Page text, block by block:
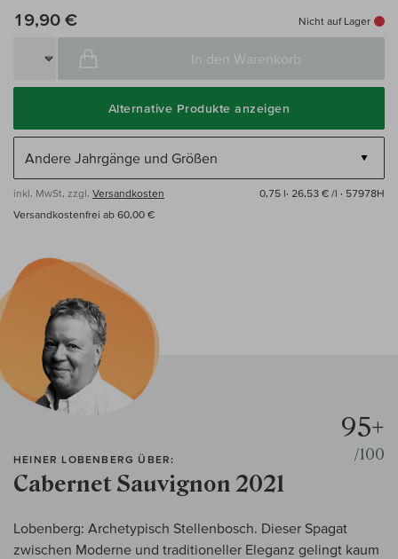
19,90 € Nicht auf Lager
In den Warenkorb
Alternative Produkte anzeigen
inkl. MwSt, zzgl. Versandkosten 0,75 l· 26,53 € /l · 57978H
Versandkostenfrei ab 60,00 €
HEINER LOBENBERG ÜBER:
Cabernet Sauvignon 2021
95+
/100
Lobenberg: Archetypisch Stellenbosch. Dieser Spagat
zwischen Moderne und traditioneller Eleganz gelingt kaum